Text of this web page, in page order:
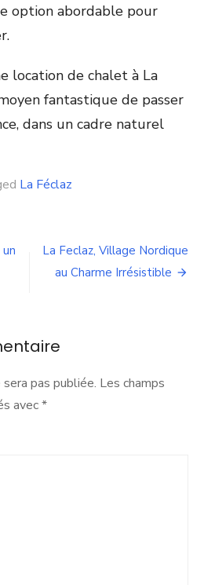
option abordable pour
location de chalet à La
fantastique de passer
dans un cadre naturel
La Féclaz
La Feclaz, Village Nordique
au Charme Irrésistible
pas publiée. Les champs
avec*